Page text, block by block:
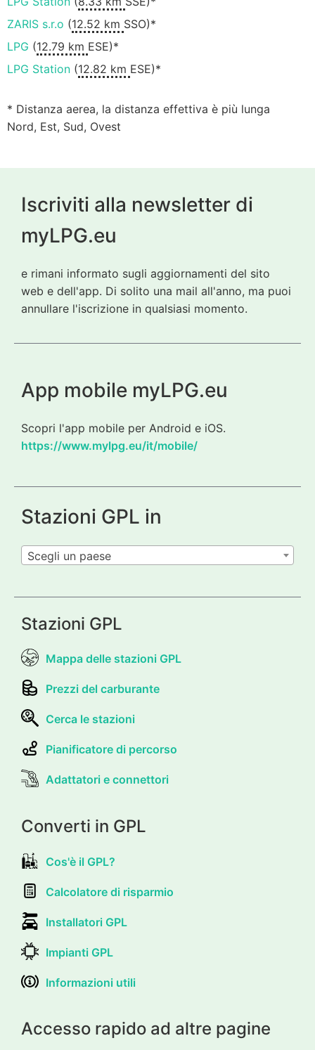
ZARIS s.r.o (12.52 km SSO)*
LPG (12.79 km ESE)*
LPG Station (12.82 km ESE)*
* Distanza aerea, la distanza effettiva è più lunga
Nord, Est, Sud, Ovest
Iscriviti alla newsletter di
myLPG.eu
e rimani informato sugli aggiornamenti del sito
web e dell'app. Di solito una mail all'anno, ma puoi
annullare l'iscrizione in qualsiasi momento.
App mobile myLPG.eu
Scopri l'app mobile per Android e iOS.
https://www.mylpg.eu/it/mobile/
Stazioni GPL in
Scegli un paese
Stazioni GPL
Mappa delle stazioni GPL
Prezzi del carburante
Cerca le stazioni
Pianificatore di percorso
Adattatori e connettori
Converti in GPL
Cos'è il GPL?
Calcolatore di risparmio
Installatori GPL
Impianti GPL
Informazioni utili
Accesso rapido ad altre pagine